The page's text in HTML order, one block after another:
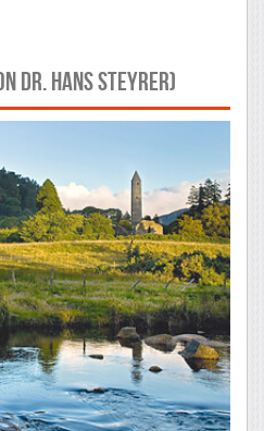
Dr. Hans Steyrer)